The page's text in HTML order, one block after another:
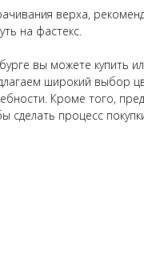
верха,
на фастекс.
вы можете купить
широкий выбор
Кроме того,
сделать процесс